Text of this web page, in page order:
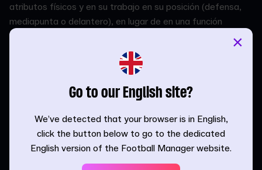
atributos físicos y en su trabajo en su posición (defensa,
mediapunta o delantero), en lugar de en una función
específica.
Entonces, a menos que sean una superestrella evidente,
entre los 18 y los 21 años es cuando debes centrarte en
completar algunas de sus deficiencias técnicas y
prepararlos para su papel en el equipo. En esta etapa, el
entrenamiento debe centrarse en los atributos técnicos,
asignando un rol preferencial en función de cómo se están
perfilando y dónde quieres que encajen. También es en
esta etapa cuando debes considerar los traspasos de
Go to our English site?
We’ve detected that your browser is in English,
click the button below to go to the dedicated
English version of the Football Manager website.
×